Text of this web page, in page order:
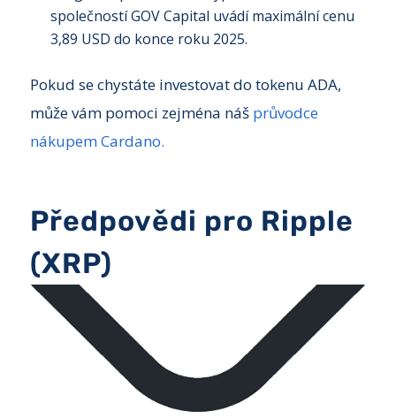
společností GOV Capital uvádí maximální cenu
3,89 USD do konce roku 2025.
Pokud se chystáte investovat do tokenu ADA,
může vám pomoci zejména náš průvodce
nákupem Cardano.
Předpovědi pro Ripple
(XRP)